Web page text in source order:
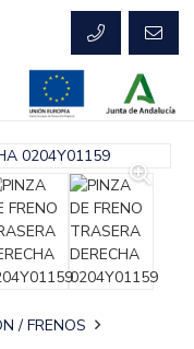
/ FRENOS